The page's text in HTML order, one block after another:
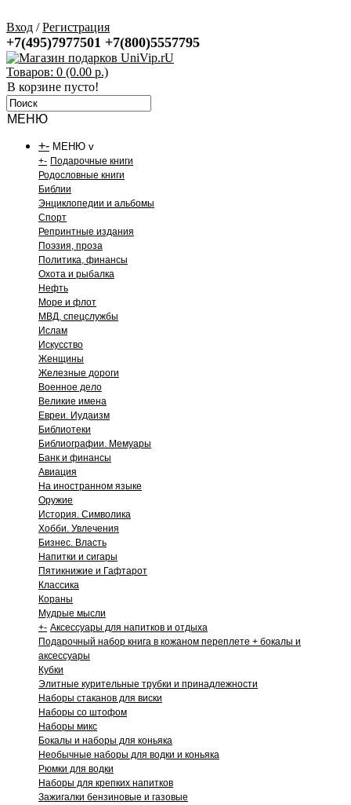
Вход /Регистрация
+7(495)7977501 +7(800)5557795
Товаров: 0 (0.00 р.)
В корзине пусто!
МЕНЮ
+- МЕНЮ v
+- Подарочные книги
Родословные книги
Библии
Энциклопедии и альбомы
Спорт
Репринтные издания
Поэзия, проза
Политика, финансы
Охота и рыбалка
Нефть
Море и флот
МВД, спецслужбы
Ислам
Искусство
Женщины
Железные дороги
Военное дело
Великие имена
Евреи. Иудаизм
Библиотеки
Библиографии. Мемуары
Банк и финансы
Авиация
На иностранном языке
Оружие
История. Символика
Хобби. Увлечения
Бизнес. Власть
Напитки и сигары
Пятикнижие и Гафтарот
Классика
Кораны
Мудрые мысли
+- Аксессуары для напитков и отдыха
Подарочный набор книга в кожаном переплете + бокалы и
аксессуары
Кубки
Элитные курительные трубки и принадлежности
Наборы стаканов для виски
Наборы со штофом
Наборы микс
Бокалы и наборы для коньяка
Необычные наборы для водки и коньяка
Рюмки для водки
Наборы для крепких напитков
Зажигалки бензиновые и газовые